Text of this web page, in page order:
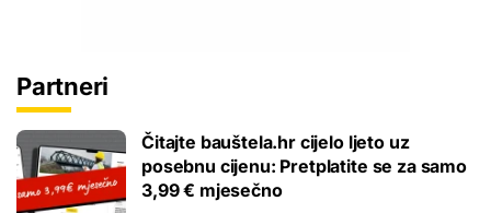
Partneri
Čitajte bauštela.hr cijelo ljeto uz
posebnu cijenu: Pretplatite se za samo
3,99 € mjesečno